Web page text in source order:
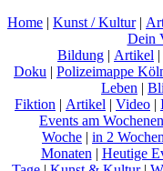
Home | Kunst / Kultur|
Dein
Bildung | Artikel |
Doku | Polizeimappe
Leben |
Fiktion | Artikel | Video |
Events am
Woche | in 2 Wochen
Monaten | Heutige